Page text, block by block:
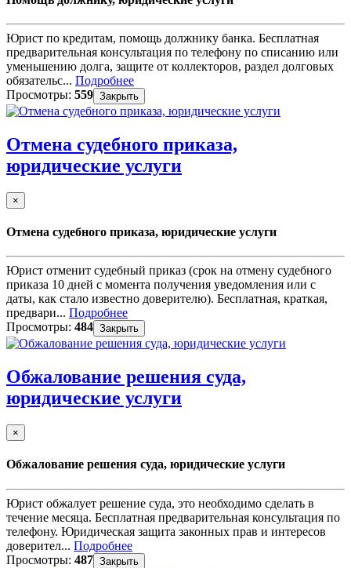
Юрист по кредитам, помощь должнику банка. Бесплатная
предварительная консультация по телефону по списанию или
уменьшению долга, защите от коллекторов, раздел долговых
обязательс... Подробнее
Просмотры: 559 Закрыть
Отмена судебного приказа,
юридические услуги
×
Отмена судебного приказа, юридические услуги
Юрист отменит судебный приказ (срок на отмену судебного
приказа 10 дней с момента получения уведомления или с
даты, как стало известно доверителю). Бесплатная, краткая,
предвари... Подробнее
Просмотры: 484 Закрыть
Обжалование решения суда,
юридические услуги
×
Обжалование решения суда, юридические услуги
Юрист обжалует решение суда, это необходимо сделать в
течение месяца. Бесплатная предварительная консультация по
телефону. Юридическая защита законных прав и интересов
доверител... Подробнее
Просмотры: 487 Закрыть